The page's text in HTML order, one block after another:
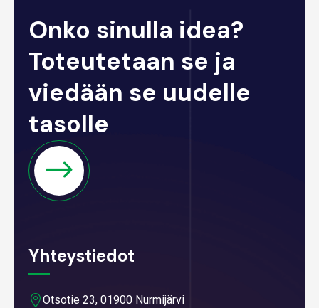
Onko sinulla idea?
Toteutetaan se ja
viedään se uudelle
tasolle
Yhteystiedot
Otsotie 23, 01900 Nurmijärvi